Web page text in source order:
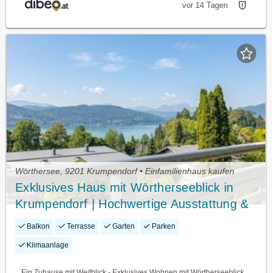
vor 14 Tagen
Wörthersee, 9201 Krumpendorf • Einfamilienhaus kaufen
Exklusives Haus mit Wörtherseeblick in
Krumpendorf | Hochwertige Ausstattung &
1.092 m² Grundstück
Balkon Terrasse Garten Parken
Klimaanlage